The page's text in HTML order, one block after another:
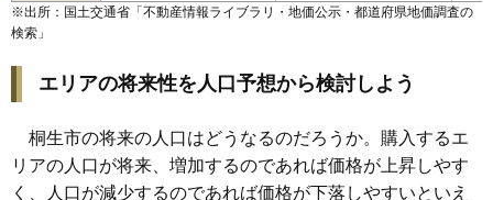
※出所：国土交通省「不動産情報ライブラリ・地価公示・都道府県地価調査の
検索 」
エリアの将来性を人口予想から検討しよう
桐生市の将来の人口はどうなるのだろうか。購入するエ
リアの人口が将来、増加するのであれば価格が上昇しやす
く、人口が減少するのであれば価格が下落しやすいといえ